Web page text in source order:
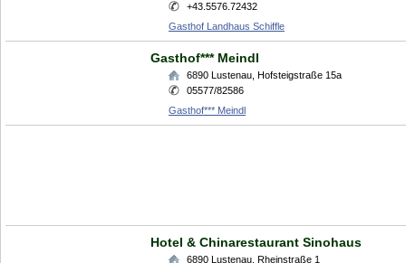
+43.5576.72432
Gasthof Landhaus Schiffle
Gasthof*** Meindl
6890 Lustenau Hofsteigstraße 15a
05577/82586
Gasthof*** Meindl
Hotel & Chinarestaurant Sinohaus
6890 Lustenau Rheinstraße 1